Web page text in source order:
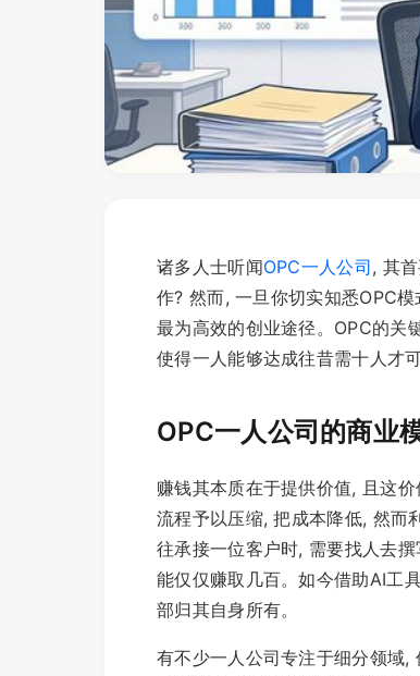
诸多人士听闻OPC一人公司, 其
作? 然而, 一旦你切实知悉OPC
最为高效的创业途径。OPC的关
使得一人能够达成往昔需十人才可
OPC一人公司的商业
赚钱其本质在于提供价值, 且这
流程予以压缩, 把成本降低, 然而
往承接一位客户时, 需要找人去
能仅仅赚取几百。如今借助AI工
部归其自身所有。
有不少一人公司专注于细分领域,